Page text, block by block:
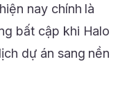
nay chính là
bất cập khi Halo
dự án sang nền